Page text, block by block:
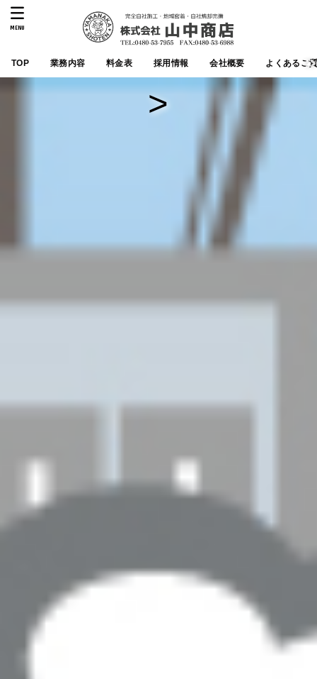
TOP 業務内容 料金表 採用情報 会社概要 よくあるご
MENU
>